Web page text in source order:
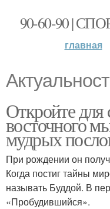
90-60-90 |
главная
Откройте для
восточного
мудрых
При рождении он
Когда постиг тайны
называть Буддой. В
«Пробудившийся».